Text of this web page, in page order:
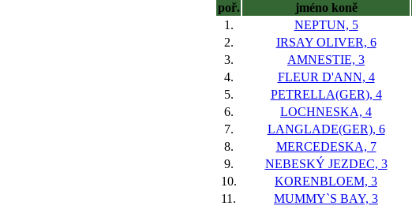
poř.
jméno koně
1.
NEPTUN, 5
2.
IRSAY OLIVER, 6
3.
AMNESTIE, 3
4.
FLEUR D'ANN, 4
5.
PETRELLA(GER), 4
6.
LOCHNESKA, 4
7.
LANGLADE(GER), 6
8.
MERCEDESKA, 7
9.
NEBESKÝ JEZDEC, 3
10.
KORENBLOEM, 3
11.
MUMMY`S BAY, 3